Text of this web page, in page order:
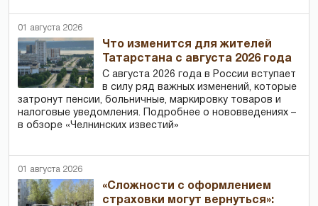
01 августа 2026
Что изменится для жителей
Татарстана с августа 2026 года
С августа 2026 года в России вступает
в силу ряд важных изменений, которые
затронут пенсии, больничные, маркировку товаров и
налоговые уведомления. Подробнее о нововведениях –
в обзоре «Челнинских известий»
01 августа 2026
«Сложности с оформлением
страховки могут вернуться»: